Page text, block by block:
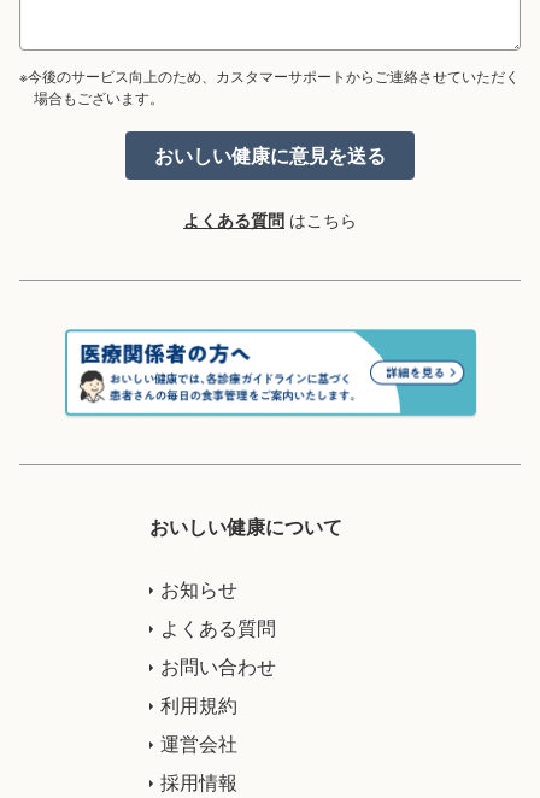
※今後のサービス向上のため、カスタマーサポートからご連絡させていただく
場合もございます。
よくある質問 はこちら
おいしい健康について
お知らせ
よくある質問
お問い合わせ
利用規約
運営会社
採用情報